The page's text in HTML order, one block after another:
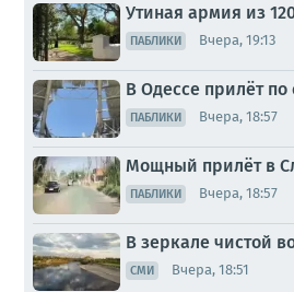
Утиная армия из
ПАБЛИКИ Вчера, 19:13
В Одессе прилёт
ПАБЛИКИ Вчера, 18:57
Мощный прилёт в
ПАБЛИКИ Вчера, 18:57
В зеркале чистой
СМИ Вчера, 18:51